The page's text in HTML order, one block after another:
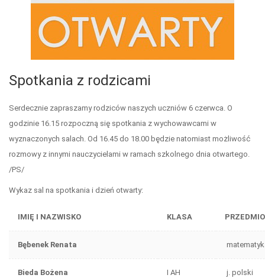
Spotkania z rodzicami
Serdecznie zapraszamy rodziców naszych uczniów 6 czerwca. O
godzinie 16.15 rozpoczną się spotkania z wychowawcami w
wyznaczonych salach. Od 16.45 do 18.00 będzie natomiast możliwość
rozmowy z innymi nauczycielami w ramach szkolnego dnia otwartego.
/PS/
Wykaz sal na spotkania i dzień otwarty:
IMIĘ I NAZWISKO KLASA
Bębenek Renata
Bieda Bożena I AH j. polski